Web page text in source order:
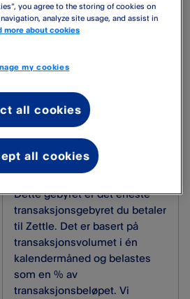
forskjellige gebyrtyper. I tillegg
som er involvert i
Oppsummering
Dette gebyret er det eneste
transaksjonsgebyret du betaler
til Zettle. Det er basert på
transaksjonsvolumet i én
kalendermåned og belastes
som en % av
transaksjonsbeløpet. Vi
you agree to the storing of cookies on
analyze site usage, and assist in
more about cookies
my cookies
all cookies
all cookies